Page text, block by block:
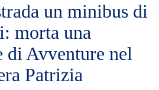
un minibus di
morta una
di Avventure nel
Patrizia